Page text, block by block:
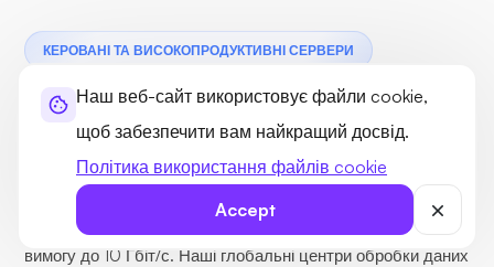
Наш веб-сайт використовує файли cookie,
щоб забезпечити вам найкращий досвід.
Політика використання файлів cookie
Accept
КЕРОВАНІ ТА ВИСОКОПРОДУКТИВНІ СЕРВЕРИ
Високошвидкісні сервери з
низькою глобальною затримкою
Відчуйте потужну продуктивність завдяки
високочастотним процесорам та швидкості мережі на
вимогу до 10 Гбіт/с. Наші глобальні центри обробки даних